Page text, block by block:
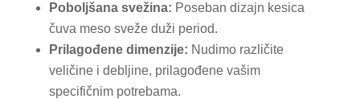
Poboljšana svežina: Poseban dizajn kesica
čuva meso sveže duži period.
Prilagođene dimenzije: Nudimo različite
veličine i debljine, prilagođene vašim
specifičnim potrebama.